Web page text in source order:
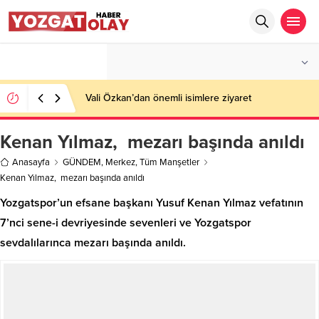
Vali Özkan’dan önemli isimlere ziyaret
Kenan Yılmaz, mezarı başında anıldı
Anasayfa GÜNDEM, Merkez,Tüm Manşetler
Kenan Yılmaz, mezarı başında anıldı
Yozgatspor’un efsane başkanı Yusuf Kenan Yılmaz vefatının
7’nci sene-i devriyesinde sevenleri ve Yozgatspor
sevdalılarınca mezarı başında anıldı.